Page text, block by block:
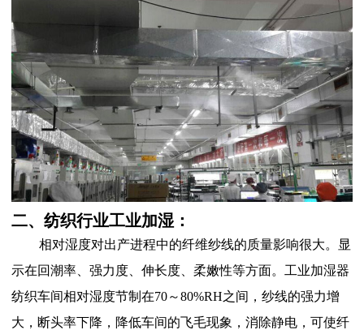
二、纺织行业工业加湿：
相对湿度对出产进程中的纤维纱线的质量影响很大。显
示在回潮率、强力度、伸长度、柔嫩性等方面。工业加湿器
纺织车间相对湿度节制在70～80%RH之间，纱线的强力增
大，断头率下降，降低车间的飞毛现象，消除静电，可使纤